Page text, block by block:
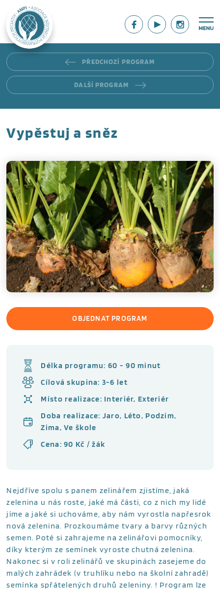
PŘEDCHOZÍ PROGRAM
DALŠÍ PROGRAM
Vypěstuj a sněz
OBJEDNAT PROGRAM
Délka programu: 60 - 90 minut
Cílová skupina: 3-6 let
Místo realizace: Interiér, Exteriér
Doba realizace: Jaro, Léto, Podzim,
Zima, Ve škole
Cena: 90 Kč / žák
Nejdříve spolu s panem zelinářem zjistíme, jaká
zelenina u nás roste, jaké má části, co z nich my lidé
jíme a jaké si uchováme, aby nám vyrostla napřesrok
nová zelenina. Prozkoumáme tvary a barvy různých
semen. Poté si zahrajeme na zelinářovi pomocníky,
díky kterým ze semínek vyroste chutná zelenina.
Nakonec si v roli zelinářů ve skupinách zasejeme do
malých zahrádek (v truhlíku nebo na školní zahradě)
semínka spřátelených druhů zeleniny. ! Program lze